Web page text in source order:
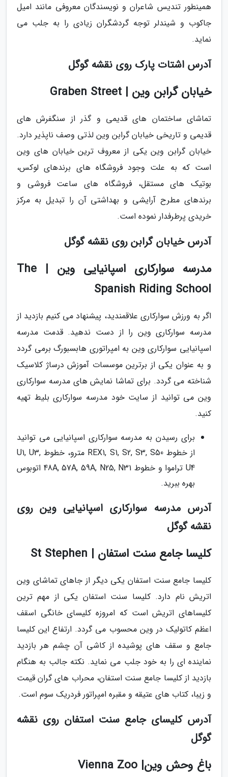
همینطور تندیس شاعران و نویسندگان معروفی مانند امیل
جاکوب و شیندلر توجه گردشگران زیادی را به جلب می
نماید.
آدرس اشتات پارک روی نقشه گوگل
خیابان گرابن وین | Graben Street
تماشای ساختمان های قدیمی و گذر از سنگفرش های
قدیمی و تاریخی خیابان گرابن وین لذتی وصف ناپذیر دارد.
خیابان گرابن وین یکی از معروف ترین خیابان های وین
است که به علت وجود فروشگاه های برندهای لوکس،
بوتیک های مستقل، فروشگاه های ساعت فروشی و
برندهای مطرح آرایشی و بهداشتی آن را تبدیل به مرکز
خریدی پرطرفدار نموده است.
آدرس خیابان گرابن روی نقشه گوگل
مدرسه سوارکاری اسپانیایی وین | The
Spanish Riding School
اگر به ورزش سوارکاری علاقمندید، پیشنهاد می کنیم بازدید از
مدرسه سوارکاری وین را از دست ندهید. قدمت مدرسه
اسپانیایی سوارکاری وین به امپراتوری هابسبورگ برمی گردد
و به عنوان یکی از برترین موسسات آموزش درساژ کلاسیک
شناخته می گردد. برای تماشا نمایش های مدرسه سوارکاری
وین می توانید از سایت خود مدرسه سوارکاری بلیط تهیه
کنید.
برای رسیدن به مدرسه سوارکاری اسپانیایی می توانید
از خطوط REX1, S1, S2, S3, S50 مترو، خطوط U1, U3,
U4 تراموا و خطوط 48A, 57A, 59A, N25, N31 اتوبوس
بهره ببرید.
آدرس مدرسه سوارکاری اسپانیایی وین روی
نقشه گوگل
کلیسا جامع سنت استفان | St Stephen
کلیسا جامع سنت استفان یکی دیگر از جاهای تماشای وین
اتریش نام دارد. کلیسا سنت استفان یکی از مهم ترین
کلیساهای اتریش است که امروزه کلیسای خانگی اسقف
اعظم کاتولیک در وین محسوب می گردد. ارتفاع این کلیسا
جامع و سقف های پوشیده از کاشی آن چشم هر بازدید
نماینده ای را به خود جلب می نماید. نکته جالب به هنگام
بازدید از کلیسا جامع سنت استفان، محراب های گران قیمت
و زیبا، کتاب های عتیقه و مقبره امپراتور فردریک سوم است.
آدرس کلیسای جامع سنت استفان روی نقشه
گوگل
باغ وحش وین| Vienna Zoo